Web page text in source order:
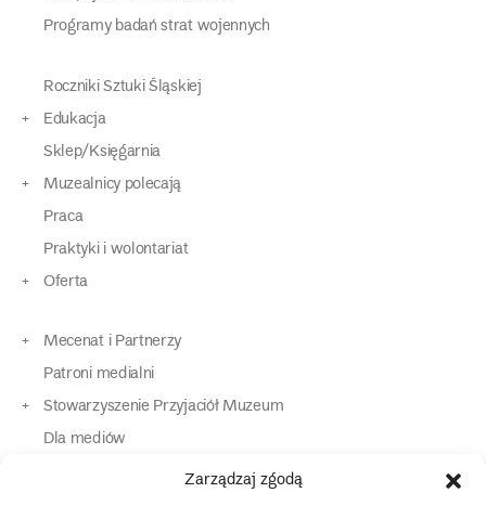
Zarządzaj zgodą
Programy badań strat wojennych
Roczniki Sztuki Śląskiej
Edukacja
Sklep/Księgarnia
Muzealnicy polecają
Praca
Praktyki i wolontariat
Oferta
Mecenat i Partnerzy
Patroni medialni
Stowarzyszenie Przyjaciół Muzeum
Dla mediów
Dla osób o specjalnych potrzebach